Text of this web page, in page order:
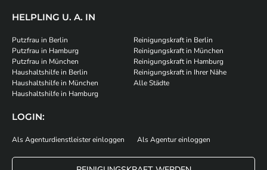
HELPLING U. A. IN
Putzfrau in Berlin
Putzfrau in Hamburg
Putzfrau in München
Haushaltshilfe in Berlin
Haushaltshilfe in München
Haushaltshilfe in Hamburg
Reinigungskraft in Berlin
Reinigungskraft in München
Reinigungskraft in Hamburg
Reinigungskraft in Ihrer Nähe
Alle Städte
LOGIN:
Als Agenturdienstleister einloggen Als Agentur einloggen